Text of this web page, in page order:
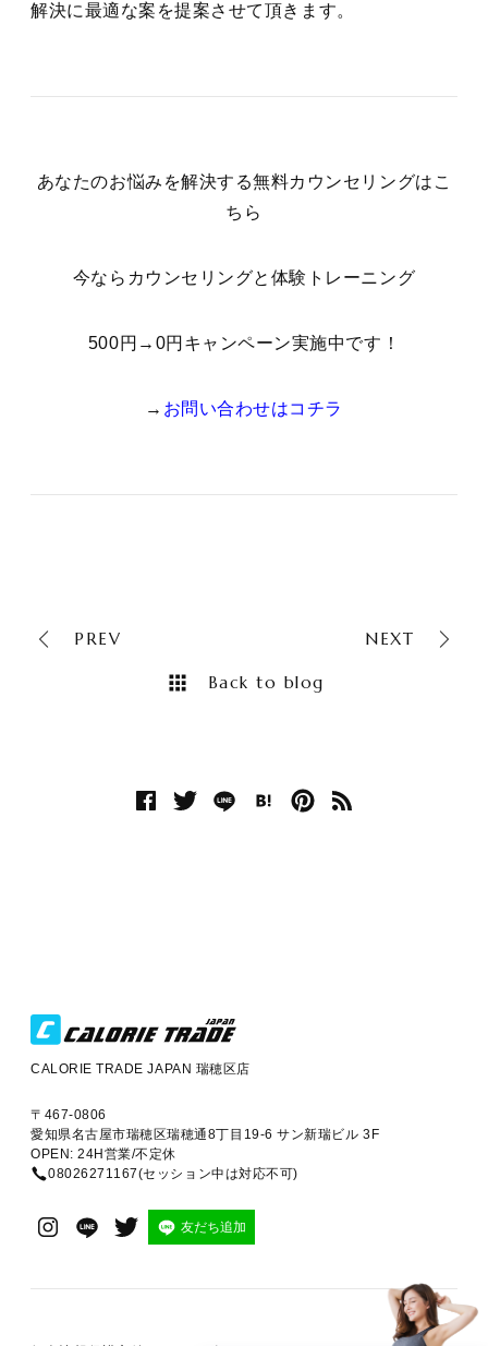
解決に最適な案を提案させて頂きます。
あなたのお悩みを解決する無料カウンセリングはこ
ちら
今ならカウンセリングと体験トレーニング
500円→0円キャンペーン実施中です！
→ お問い合わせはコチラ
PREV NEXT
Back to blog
CALORIE TRADE JAPAN 瑞穂区店
〒467-0806
愛知県名古屋市瑞穂区瑞穂通8丁目19-6 サン新瑞ビル 3F
OPEN: 24H営業/不定休
08026271167(セッション中は対応不可)
友だち追加